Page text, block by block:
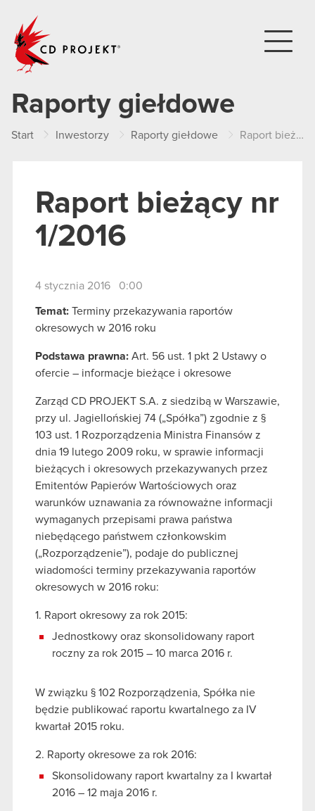
Raporty giełdowe
Start Inwestorzy Raporty giełdowe Raport bieżący nr 1/2016
Raport bieżący nr
1/2016
4 stycznia 2016 0:00
Temat: Terminy przekazywania raportów
okresowych w 2016 roku
Podstawa prawna: Art. 56 ust. 1 pkt 2 Ustawy o
ofercie – informacje bieżące i okresowe
Zarząd CD PROJEKT S.A. z siedzibą w Warszawie,
przy ul. Jagiellońskiej 74 („Spółka”) zgodnie z §
103 ust. 1 Rozporządzenia Ministra Finansów z
dnia 19 lutego 2009 roku, w sprawie informacji
bieżących i okresowych przekazywanych przez
Emitentów Papierów Wartościowych oraz
warunków uznawania za równoważne informacji
wymaganych przepisami prawa państwa
niebędącego państwem członkowskim
(„Rozporządzenie”), podaje do publicznej
wiadomości terminy przekazywania raportów
okresowych w 2016 roku:
1. Raport okresowy za rok 2015:
Jednostkowy oraz skonsolidowany raport
roczny za rok 2015 – 10 marca 2016 r.
W związku § 102 Rozporządzenia, Spółka nie
będzie publikować raportu kwartalnego za IV
kwartał 2015 roku.
2. Raporty okresowe za rok 2016:
Skonsolidowany raport kwartalny za I kwartał
2016 – 12 maja 2016 r.